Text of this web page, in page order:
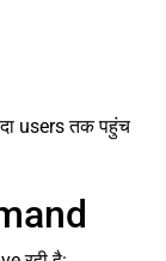
users तक पहुंच